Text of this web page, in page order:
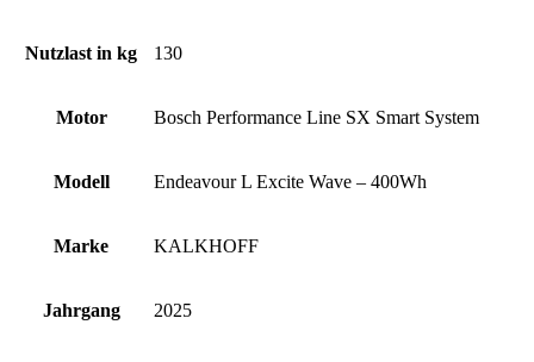
Nutzlast in kg 130
Motor Bosch Performance Line SX Smart System
Modell Endeavour L Excite Wave – 400Wh
Marke KALKHOFF
Jahrgang 2025